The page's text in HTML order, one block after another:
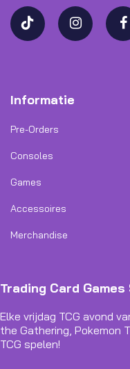
Informatie
Pre-Orders
Consoles
Games
Accessoires
Merchandise
Trading Card Games
Elke vrijdag TCG avond
the Gathering, Pokemon
TCG spelen!